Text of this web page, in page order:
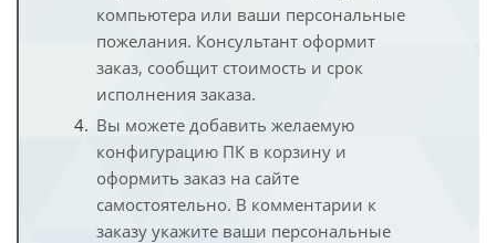
компьютера или ваши персональные
пожелания. Консультант оформит
заказ, сообщит стоимость и срок
исполнения заказа.
Вы можете добавить желаемую
конфигурацию ПК в корзину и
оформить заказ на сайте
самостоятельно. В комментарии к
заказу укажите ваши персональные